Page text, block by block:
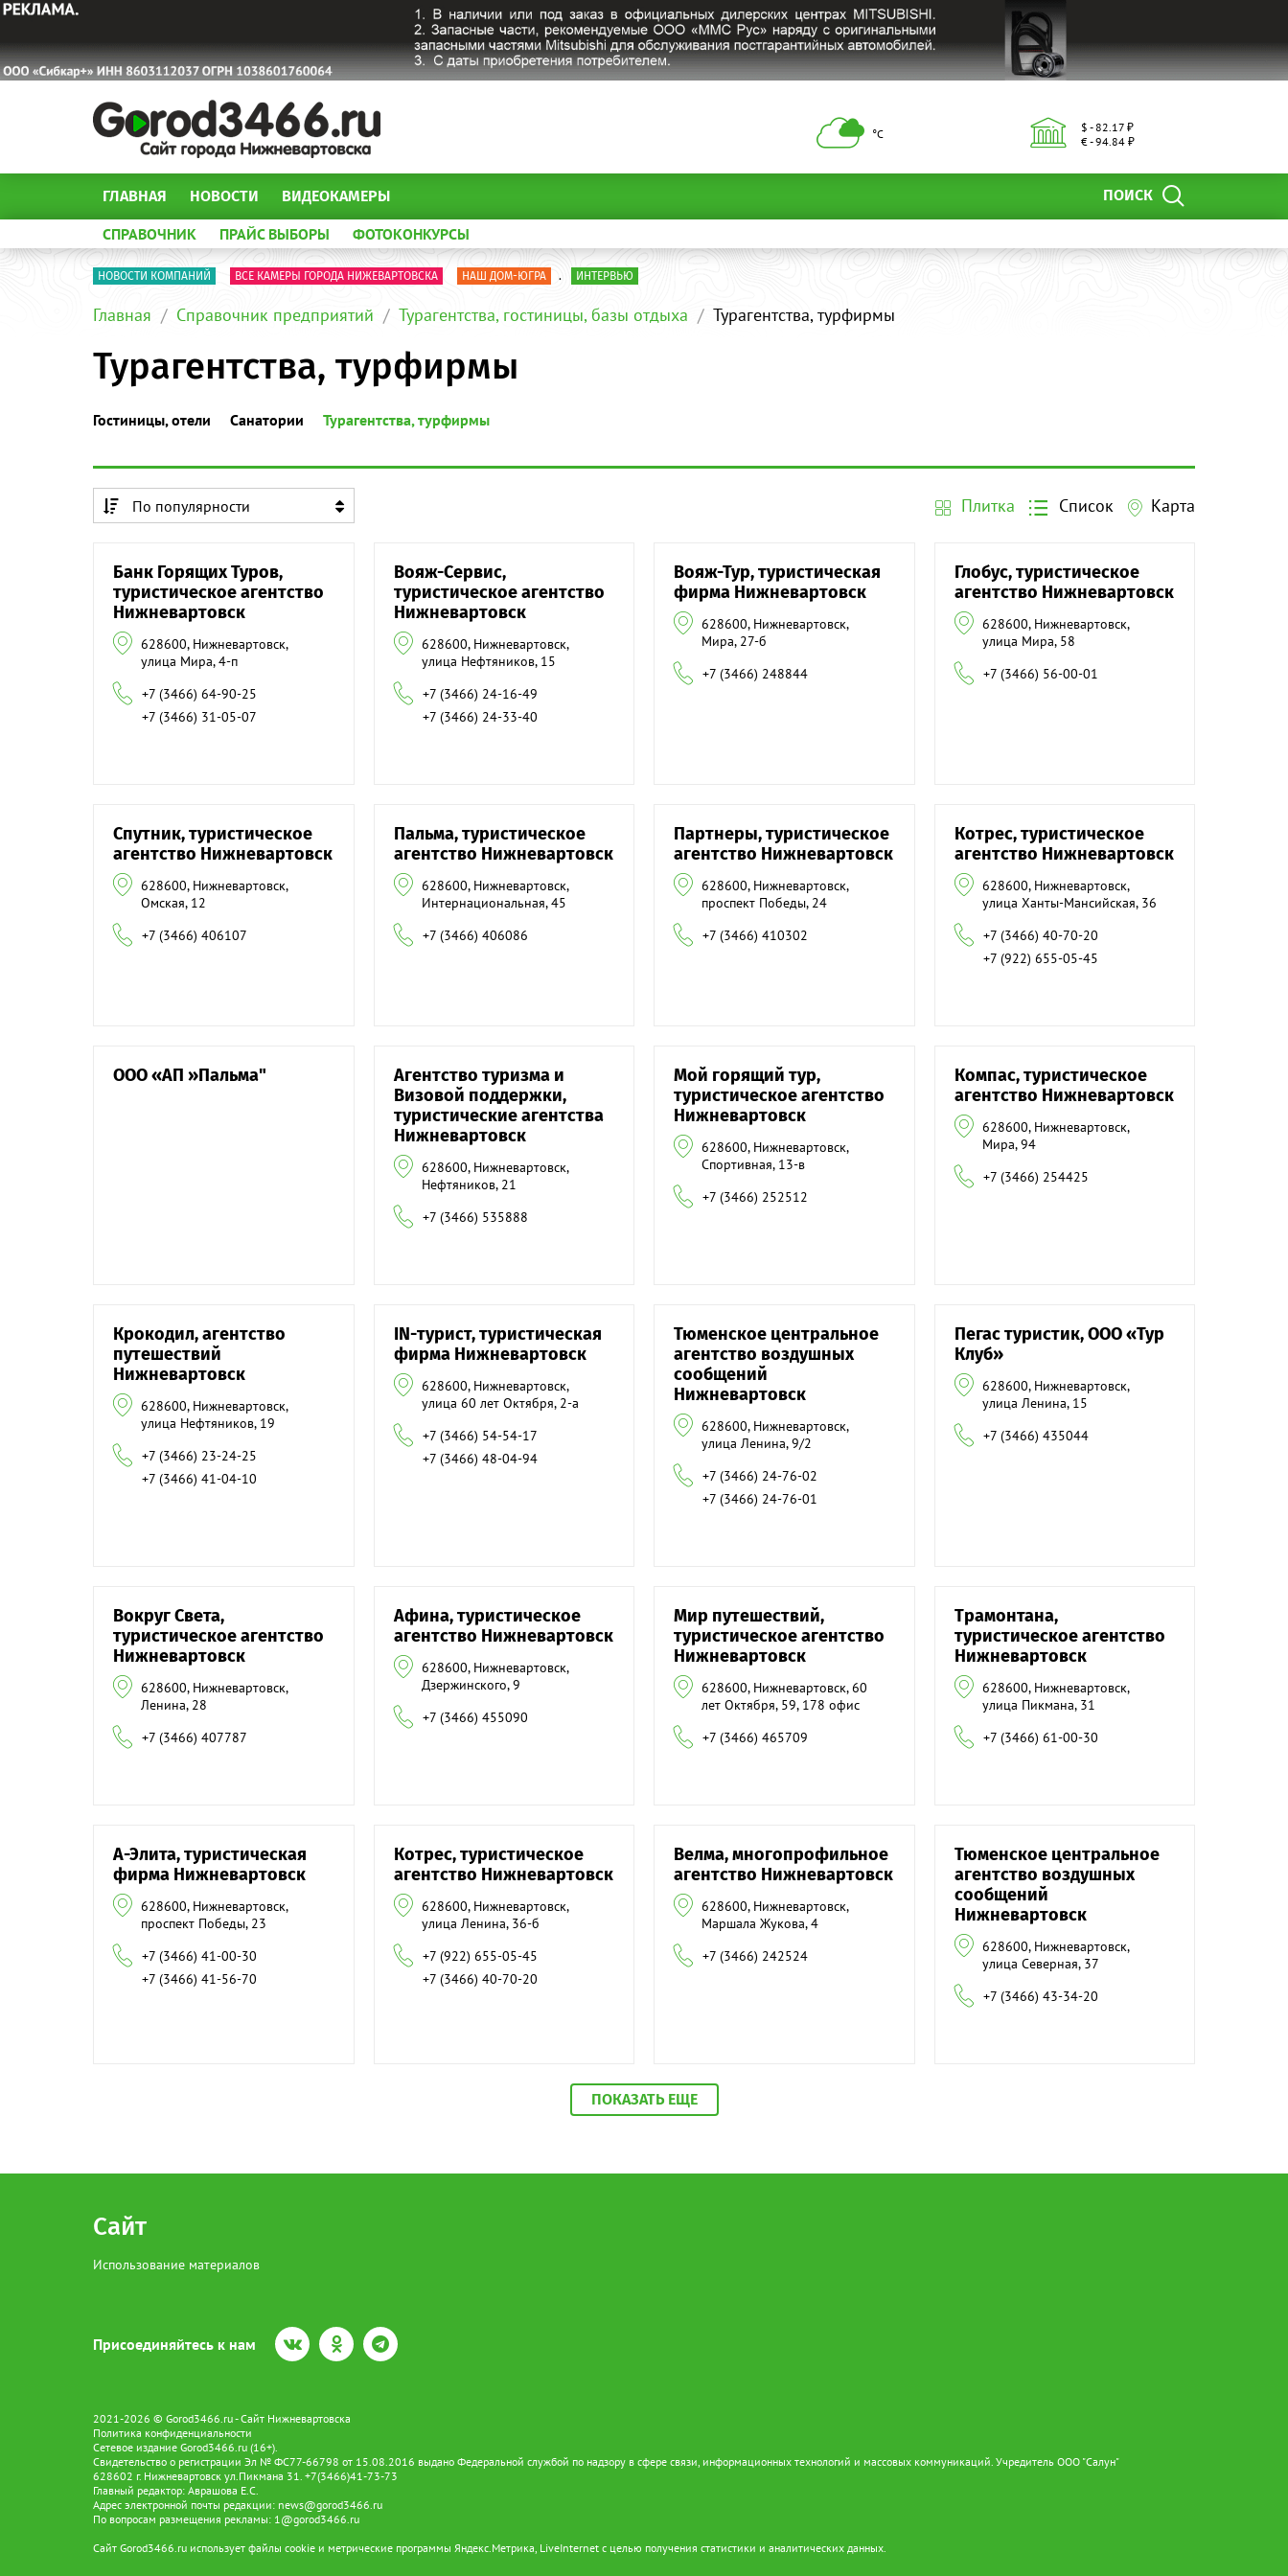
°С
$ - 82.17 ₽
€ - 94.84 ₽
ПОИСК
ГЛАВНАЯ НОВОСТИ ВИДЕОКАМЕРЫ
СПРАВОЧНИК ПРАЙС ВЫБОРЫ ФОТОКОНКУРСЫ
НОВОСТИ КОМПАНИЙ ВСЕ КАМЕРЫ ГОРОДА НИЖЕВАРТОВСКА НАШ ДОМ-ЮГРА . ИНТЕРВЬЮ
Главная Справочник предприятий Турагентства, гостиницы, базы отдыха Турагентства, турфирмы
Турагентства, турфирмы
Гостиницы, отели Санатории Турагентства, турфирмы
По популярности
По алфавиту
Плитка Список Карта
Банк Горящих Туров,
туристическое агентство
Нижневартовск
628600, Нижневартовск,
улица Мира, 4-п
+7 (3466) 64-90-25
+7 (3466) 31-05-07
Вояж-Сервис,
туристическое агентство
Нижневартовск
628600, Нижневартовск,
улица Нефтяников, 15
+7 (3466) 24-16-49
+7 (3466) 24-33-40
Вояж-Тур, туристическая
фирма Нижневартовск
628600, Нижневартовск,
Мира, 27-б
+7 (3466) 248844
Глобус, туристическое
агентство Нижневартовск
628600, Нижневартовск,
улица Мира, 58
+7 (3466) 56-00-01
Спутник, туристическое
агентство Нижневартовск
628600, Нижневартовск,
Омская, 12
+7 (3466) 406107
Пальма, туристическое
агентство Нижневартовск
628600, Нижневартовск,
Интернациональная, 45
+7 (3466) 406086
Партнеры, туристическое
агентство Нижневартовск
628600, Нижневартовск,
проспект Победы, 24
+7 (3466) 410302
Котрес, туристическое
агентство Нижневартовск
628600, Нижневартовск,
улица Ханты-Мансийская, 36
+7 (3466) 40-70-20
+7 (922) 655-05-45
ООО «АП »Пальма"
Агентство туризма и
Визовой поддержки,
туристические агентства
Нижневартовск
628600, Нижневартовск,
Нефтяников, 21
+7 (3466) 535888
Мой горящий тур,
туристическое агентство
Нижневартовск
628600, Нижневартовск,
Спортивная, 13-в
+7 (3466) 252512
Компас, туристическое
агентство Нижневартовск
628600, Нижневартовск,
Мира, 94
+7 (3466) 254425
Крокодил, агентство
путешествий
Нижневартовск
628600, Нижневартовск,
улица Нефтяников, 19
+7 (3466) 23-24-25
+7 (3466) 41-04-10
IN-турист, туристическая
фирма Нижневартовск
628600, Нижневартовск,
улица 60 лет Октября, 2-а
+7 (3466) 54-54-17
+7 (3466) 48-04-94
Тюменское центральное
агентство воздушных
сообщений
Нижневартовск
628600, Нижневартовск,
улица Ленина, 9/2
+7 (3466) 24-76-02
+7 (3466) 24-76-01
Пегас туристик, ООО «Тур
Клуб»
628600, Нижневартовск,
улица Ленина, 15
+7 (3466) 435044
Вокруг Света,
туристическое агентство
Нижневартовск
628600, Нижневартовск,
Ленина, 28
+7 (3466) 407787
Афина, туристическое
агентство Нижневартовск
628600, Нижневартовск,
Дзержинского, 9
+7 (3466) 455090
Мир путешествий,
туристическое агентство
Нижневартовск
628600, Нижневартовск, 60
лет Октября, 59, 178 офис
+7 (3466) 465709
Трамонтана,
туристическое агентство
Нижневартовск
628600, Нижневартовск,
улица Пикмана, 31
+7 (3466) 61-00-30
А-Элита, туристическая
фирма Нижневартовск
628600, Нижневартовск,
проспект Победы, 23
+7 (3466) 41-00-30
+7 (3466) 41-56-70
Котрес, туристическое
агентство Нижневартовск
628600, Нижневартовск,
улица Ленина, 36-б
+7 (922) 655-05-45
+7 (3466) 40-70-20
Велма, многопрофильное
агентство Нижневартовск
628600, Нижневартовск,
Маршала Жукова, 4
+7 (3466) 242524
Тюменское центральное
агентство воздушных
сообщений
Нижневартовск
628600, Нижневартовск,
улица Северная, 37
+7 (3466) 43-34-20
ПОКАЗАТЬ ЕЩЕ
Сайт
Использование материалов
Присоединяйтесь к нам
2021-2026 © Gorod3466.ru - Сайт Нижневартовска
Политика конфиденциальности
Сетевое издание Gorod3466.ru (16+).
Свидетельство о регистрации Эл № ФС77-66798 от 15.08.2016 выдано Федеральной службой по надзору в сфере связи, информационных технологий и массовых коммуникаций. Учредитель ООО "Салун"
628602 г. Нижневартовск ул.Пикмана 31. +7(3466)41-73-73
Главный редактор: Аврашова Е.С.
Адрес электронной почты редакции: news@gorod3466.ru
По вопросам размещения рекламы: 1@gorod3466.ru
Сайт Gorod3466.ru использует файлы cookie и метрические программы Яндекс.Метрика, LiveInternet с целью получения статистики и аналитических данных.